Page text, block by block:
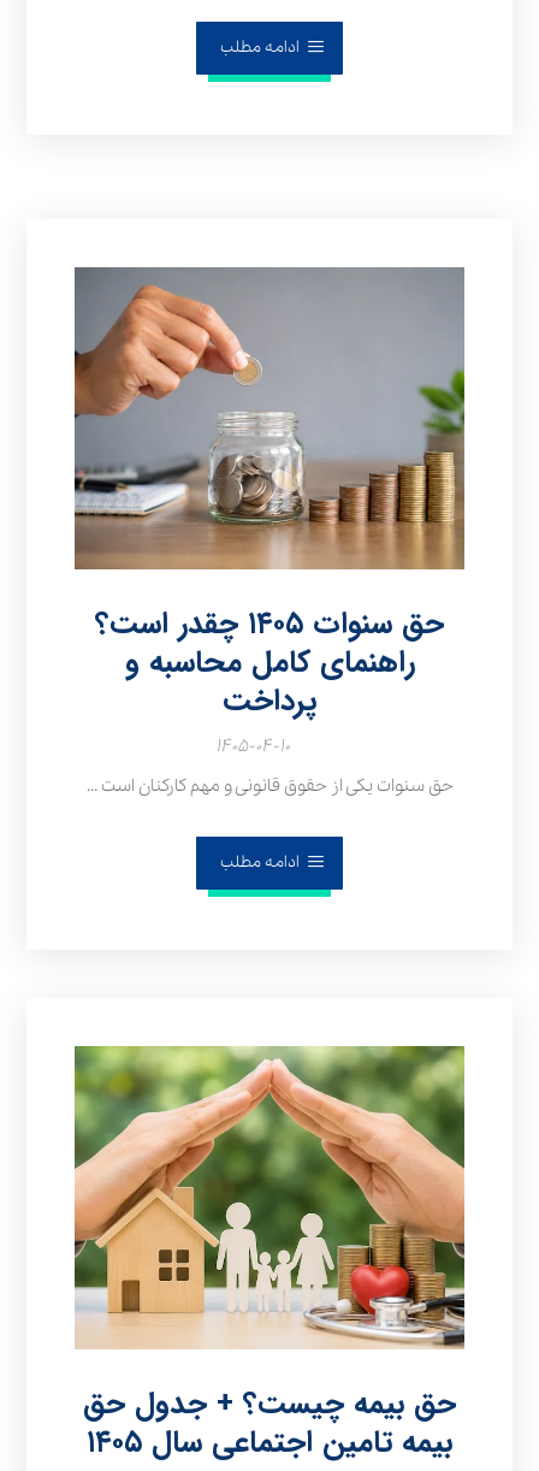
ادامه مطلب
حق سنوات ۱۴۰۵ چقدر است؟
راهنمای کامل محاسبه و
پرداخت
۱۴۰۵-۰۴-۱۰
حق سنوات یکی از حقوق قانونی و مهم کارکنان است ...
ادامه مطلب
حق بیمه چیست؟ + جدول حق
بیمه تامین اجتماعی سال ۱۴۰۵